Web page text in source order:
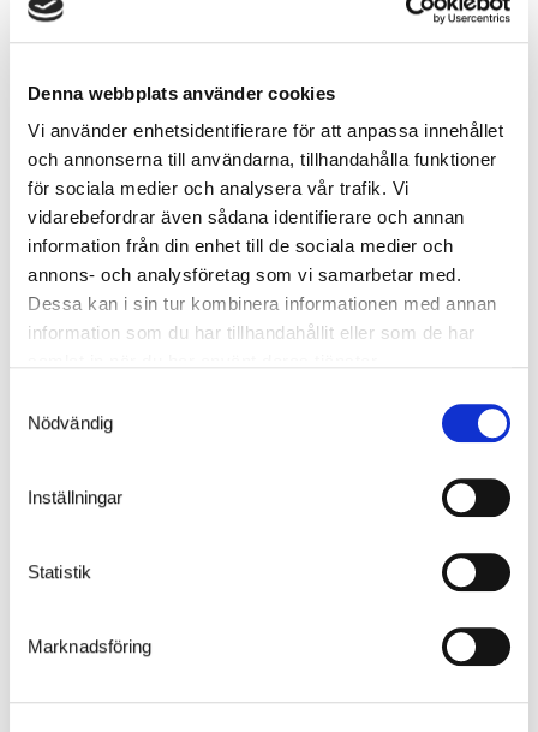
Denna webbplats använder cookies
Vi använder enhetsidentifierare för att anpassa innehållet
och annonserna till användarna, tillhandahålla funktioner
för sociala medier och analysera vår trafik. Vi
vidarebefordrar även sådana identifierare och annan
information från din enhet till de sociala medier och
annons- och analysföretag som vi samarbetar med.
Dessa kan i sin tur kombinera informationen med annan
information som du har tillhandahållit eller som de har
Nödvändig
Inställningar
Statistik
Marknadsföring
Tellus fås i både enkeltbredde og dobbeltbredde i en række
forskellige udseender, hvad angår tagmodel, glaspartier,
tilbehørsprogram til at kunne skabe forskellige
indretningsløsninger.
AFFALDSHUS TELLUS